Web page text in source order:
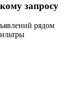
запросу
рядом